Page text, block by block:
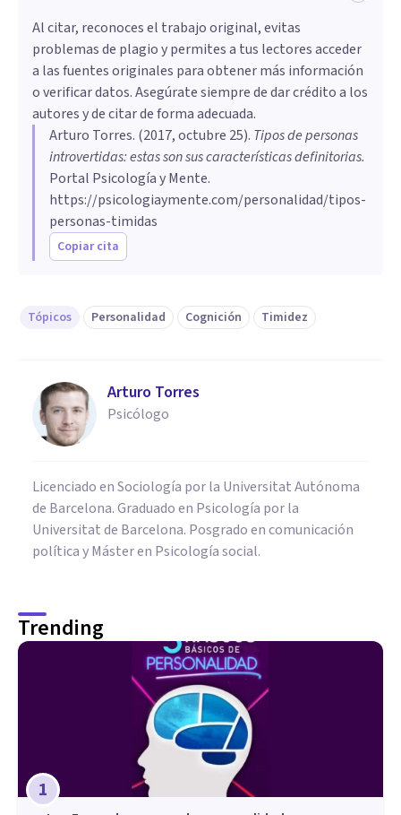
Al citar, reconoces el trabajo original, evitas
problemas de plagio y permites a tus lectores acceder
a las fuentes originales para obtener más información
o verificar datos. Asegúrate siempre de dar crédito a los
autores y de citar de forma adecuada.
Arturo Torres. (2017, octubre 25). Tipos de personas
introvertidas: estas son sus características definitorias.
Portal Psicología y Mente.
https://psicologiaymente.com/personalidad/tipos-
personas-timidas
Copiar cita
Tópicos Personalidad Cognición Timidez
Arturo Torres
Psicólogo
Licenciado en Sociología por la Universitat Autónoma
de Barcelona. Graduado en Psicología por la
Universitat de Barcelona. Posgrado en comunicación
política y Máster en Psicología social.
Trending
1